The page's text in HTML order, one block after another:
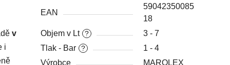
v
i
EAN
59042350085
18
?
Objem v Lt 3 - 7
?
Tlak - Bar
1 - 4
Výrobce
MAROLEX